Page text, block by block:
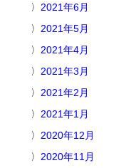
2021年6月
2021年5月
2021年4月
2021年3月
2021年2月
2021年1月
2020年12月
2020年11月